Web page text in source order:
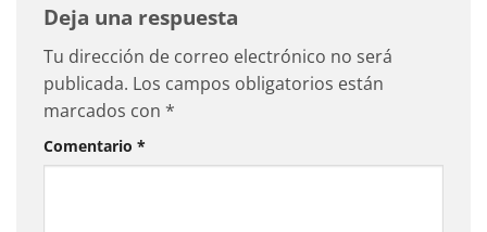
Deja una respuesta
Tu dirección de correo electrónico no será
publicada. Los campos obligatorios están
marcados con *
Comentario *